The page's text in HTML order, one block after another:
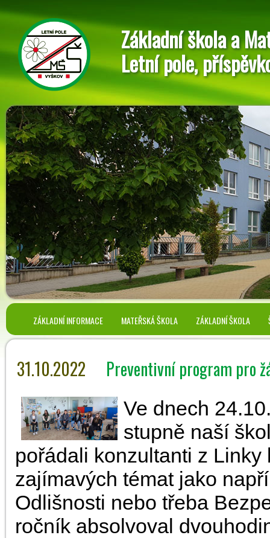
Základní škola a
Letní pole,
ZÁKLADNÍ INFORMACE MATEŘSKÁ ŠKOLA ZÁKLADNÍ ŠKOLA
31.10.2022 Preventivní program pro
Ve dnech
stupně naší
pořádali konzultanti z
zajímavých témat jako
Odlišnosti nebo třeba
ročník absolvoval